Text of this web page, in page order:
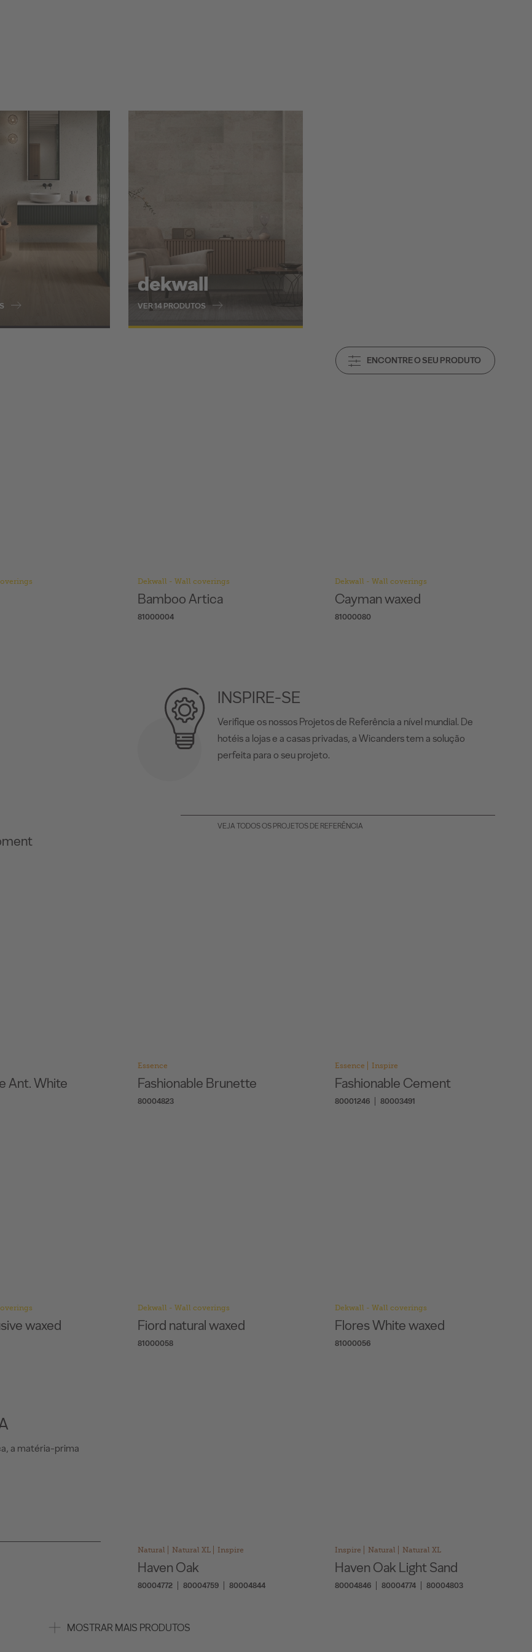
dekwall
VER 14 PRODUTOS
ENCONTRE O SEU PRODUTO
Dekwall - Wall coverings
Bamboo Artica
81000004
Dekwall - Wall coverings
Cayman waxed
81000080
INSPIRE-SE
Verifique os nossos Projetos de Referência a nível mundial. De
hotéis a lojas e a casas privadas, a Wicanders tem a solução
perfeita para o seu projeto.
VEJA TODOS OS PROJETOS DE REFERÊNCIA
Ant. White
Essence
Fashionable Brunette
80004823
Essence Inspire
Fashionable Cement
80001246 80003491
waxed
Dekwall - Wall coverings
Fiord natural waxed
81000058
Dekwall - Wall coverings
Flores White waxed
81000056
a matéria-prima
Natural Natural XL Inspire
Haven Oak
80004772 80004759 80004844
Inspire Natural Natural XL
Haven Oak Light Sand
80004846 80004774 80004803
MOSTRAR MAIS PRODUTOS